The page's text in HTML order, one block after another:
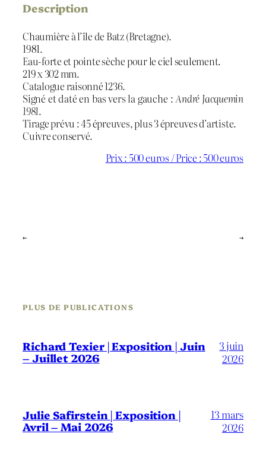
Description
Chaumière à l’île de Batz (Bretagne).
1981.
Eau-forte et pointe sèche pour le ciel seulement.
219 x 302 mm.
Catalogue raisonné 1236.
Signé et daté en bas vers la gauche : André Jacquemin
1981.
Tirage prévu : 45 épreuves, plus 3 épreuves d’artiste.
Cuivre conservé.
Prix : 500 euros / Price : 500 euros
← →
PLUS DE PUBLICATIONS
Richard Texier | Exposition | Juin
– Juillet 2026
3 juin
2026
Julie Safirstein | Exposition |
Avril – Mai 2026
13 mars
2026